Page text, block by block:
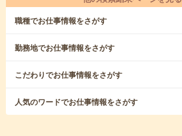
職種でお仕事情報をさがす
勤務地でお仕事情報をさがす
こだわりでお仕事情報をさがす
人気のワードでお仕事情報をさがす